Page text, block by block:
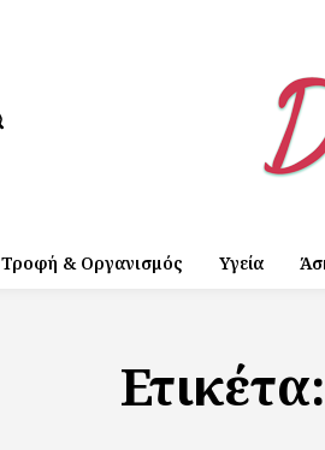
Τροφή & Οργανισμός Υγεία
Ετικέτα: